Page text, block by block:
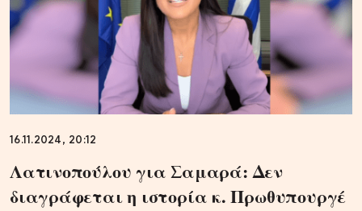
16.11.2024, 20:12
Λατινοπούλου για Σαμαρά: Δεν
διαγράφεται η ιστορία κ. Πρωθυπουργέ